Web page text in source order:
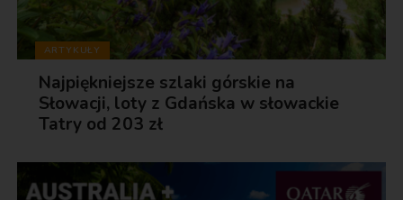
ARTYKUŁY
Najpiękniejsze szlaki górskie na
Słowacji, loty z Gdańska w słowackie
Tatry od 203 zł